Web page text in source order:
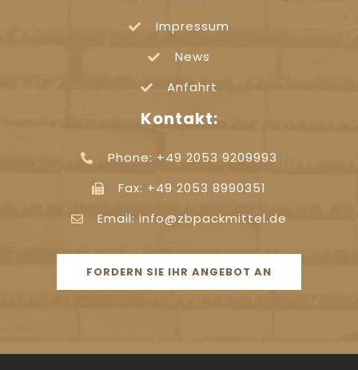
Impressum
News
Anfahrt
Kontakt:
Phone: +49 2053 9209993
Fax: +49 2053 8990351
Email: info@zbpackmittel.de
FORDERN SIE IHR ANGEBOT AN